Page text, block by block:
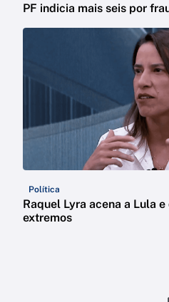
PF indicia mais seis por
Política
Raquel Lyra acena a Lula
extremos